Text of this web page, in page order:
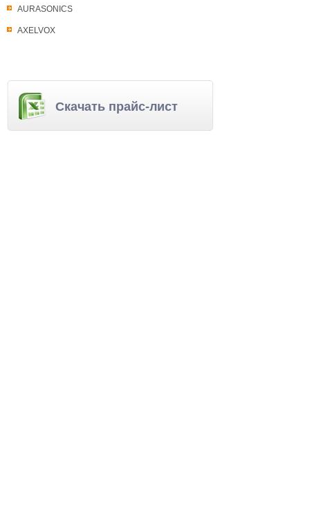
AURASONICS
AXELVOX
Скачать прайс-лист